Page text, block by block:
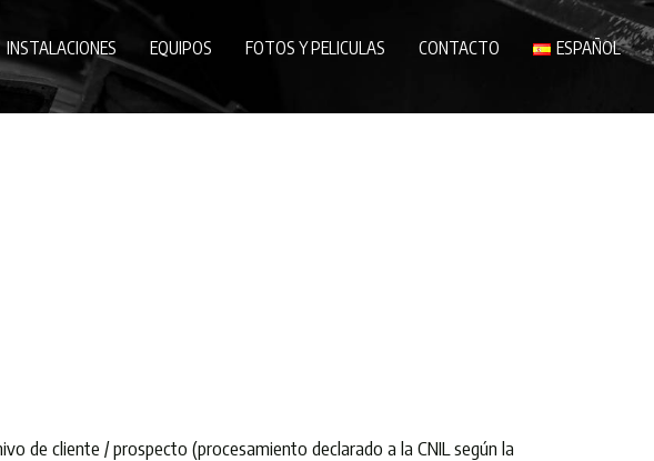
INSTALACIONES EQUIPOS FOTOS Y PELICULAS CONTACTO ESPAÑOL
de cliente / prospecto (procesamiento declarado a la CNIL según la